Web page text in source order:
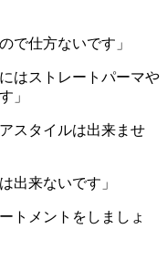
で仕方ないです」
はストレートパーマや
」
スタイルは出来ませ
出来ないです」
トメントをしましょ